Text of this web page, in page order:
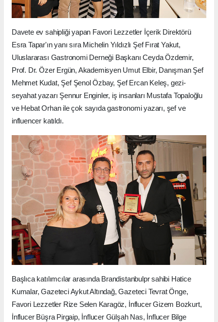
Davete ev sahipliği yapan Favori Lezzetler İçerik Direktörü
Esra Tapar'ın yanı sıra Michelin Yıldızlı Şef Fırat Yakut,
Uluslararası Gastronomi Derneği Başkanı Ceyda Özdemir,
Prof. Dr. Özer Ergün, Akademisyen Umut Elbir, Danışman Şef
Mehmet Kudat, Şef Şenol Özbay, Şef Ercan Keleş, gezi-
seyahat yazarı Şennur Enginler, iş insanları Mustafa Topaloğlu
ve Hebat Orhan ile çok sayıda gastronomi yazarı, şef ve
influencer katıldı.
Başlıca katılımcılar arasında Brandistanbulpr sahibi Hatice
Kumalar, Gazeteci Aykut Altındağ, Gazeteci Tevrat Önge,
Favori Lezzetler Rize Selen Karagöz, İnflucer Gizem Bozkurt,
İnflucer Büşra Pirgaip, İnflucer Gülşah Nas, İnflucer Bilge